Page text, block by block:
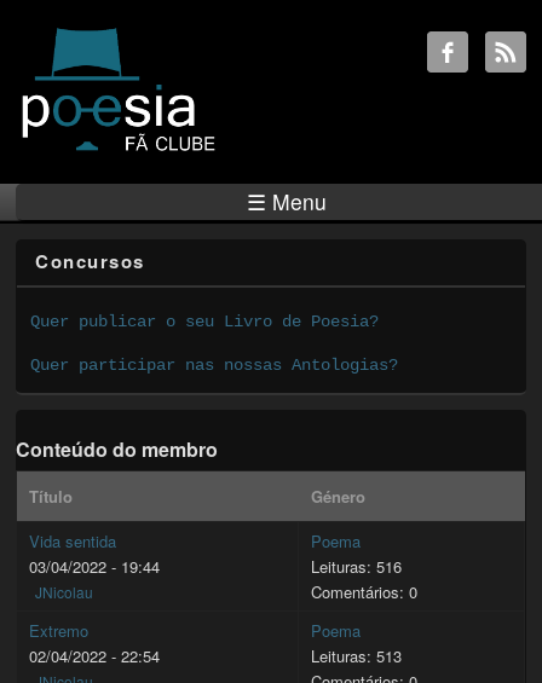
☰ Menu
Concursos
Quer publicar o seu Livro de Poesia?
Quer participar nas nossas Antologias?
Conteúdo do membro
Título
Género
Vida sentida
03/04/2022 - 19:44
JNicolau
Poema
Leituras: 516
Comentários: 0
Extremo
02/04/2022 - 22:54
Poema
Leituras: 513